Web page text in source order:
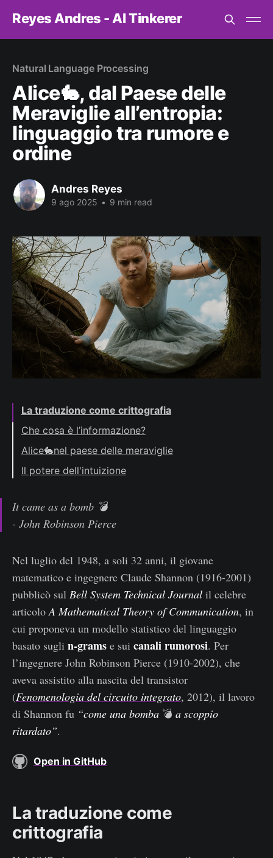
Reyes Andres - AI Tinkerer
Natural Language Processing
Alice🐇, dal Paese delle
Meraviglie all’entropia:
linguaggio tra rumore e
ordine
Andres Reyes
9 ago 2025 • 9 min read
La traduzione come crittografia
Che cosa è l’informazione?
Alice🐇nel paese delle meraviglie
L'entropia di Alice🐇
Decodifica probabilistica
Capacità del canale
Il potere dell'intuizione
It came as a bomb 💣
- John Robinson Pierce
Nel luglio del 1948, a soli 32 anni, il giovane
matematico e ingegnere Claude Shannon (1916-2001)
pubblicò sul Bell System Technical Journal il celebre
articoloA Mathematical Theory of Communication, in
cui proponeva un modello statistico del linguaggio
basato sugli n-grams e sui canali rumorosi. Per
l’ingegnere John Robinson Pierce (1910-2002), che
aveva assistito alla nascita del transistor
(Fenomenologia del circuito integrato, 2012), il lavoro
di Shannon fu “come una bomba 💣 a scoppio
ritardato”.
Open in GitHub
La traduzione come
crittografia